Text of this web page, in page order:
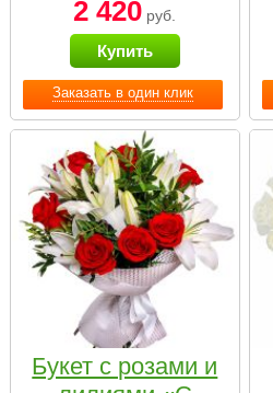
Заказать в один клик
2 420 руб.
Купить
Букет с розами и